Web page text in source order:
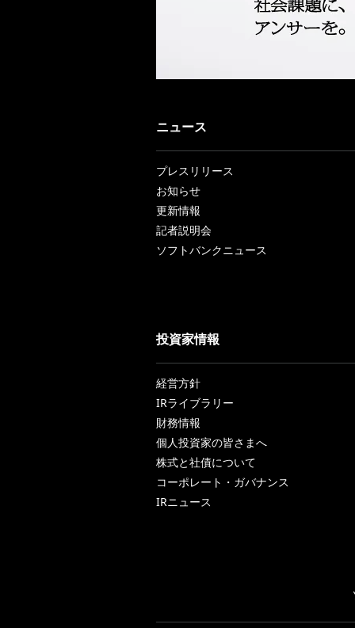
ニュース
プレスリリース
お知らせ
更新情報
記者説明会
ソフトバンクニュース
投資家情報
経営方針
IRライブラリー
財務情報
個人投資家の皆さまへ
株式と社債について
コーポレート・ガバナンス
IRニュース